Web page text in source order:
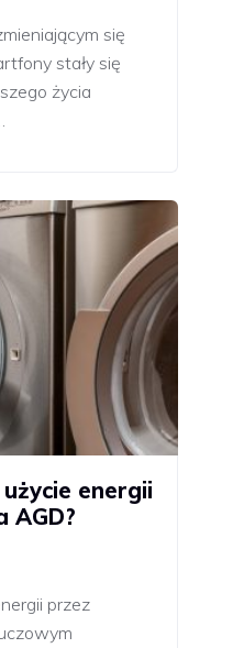
się
stały się
życia
energii
AGD?
przez